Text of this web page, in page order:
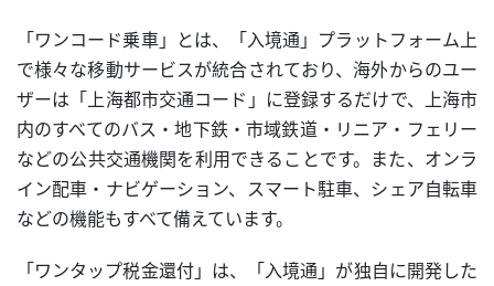
「ワンコード乗車」とは、「入境通」プラットフォーム上
で様々な移動サービスが統合されており、海外からのユー
ザーは「上海都市交通コード」に登録するだけで、上海市
内のすべてのバス・地下鉄・市域鉄道・リニア・フェリー
などの公共交通機関を利用できることです。また、オンラ
イン配車・ナビゲーション、スマート駐車、シェア自転車
などの機能もすべて備えています。
「ワンタップ税金還付」は、「入境通」が独自に開発した